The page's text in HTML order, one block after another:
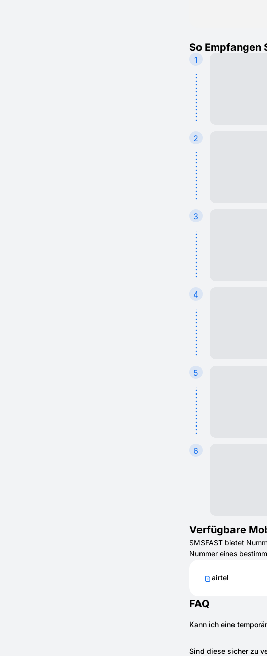
So Empfangen
1
2
3
4
5
6
Verfügbare
SMSFAST bietet
Nummer eines
airtel
FAQ
Kann ich eine
empfangen.
Sind diese sicher zu